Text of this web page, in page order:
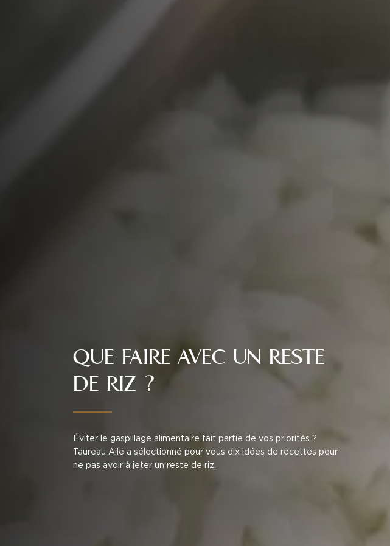
QUE FAIRE AVEC UN RESTE
DE RIZ ?
Éviter le gaspillage alimentaire fait partie de vos priorités ?
Taureau Ailé a sélectionné pour vous dix idées de recettes pour
ne pas avoir à jeter un reste de riz.